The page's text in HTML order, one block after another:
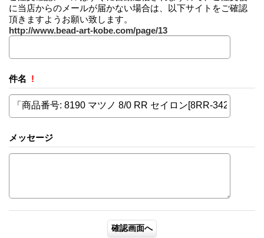
に当店からのメールが届かない場合は、以下サイトをご確認
頂きますようお願い致します。
http://www.bead-art-kobe.com/page/13
件名 !
メッセージ